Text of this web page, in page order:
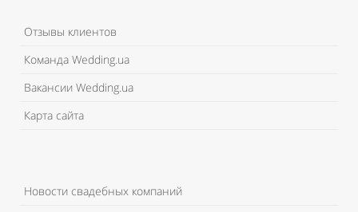
Отзывы клиентов
Команда Wedding.ua
Вакансии Wedding.ua
Карта сайта
Новости свадебных компаний